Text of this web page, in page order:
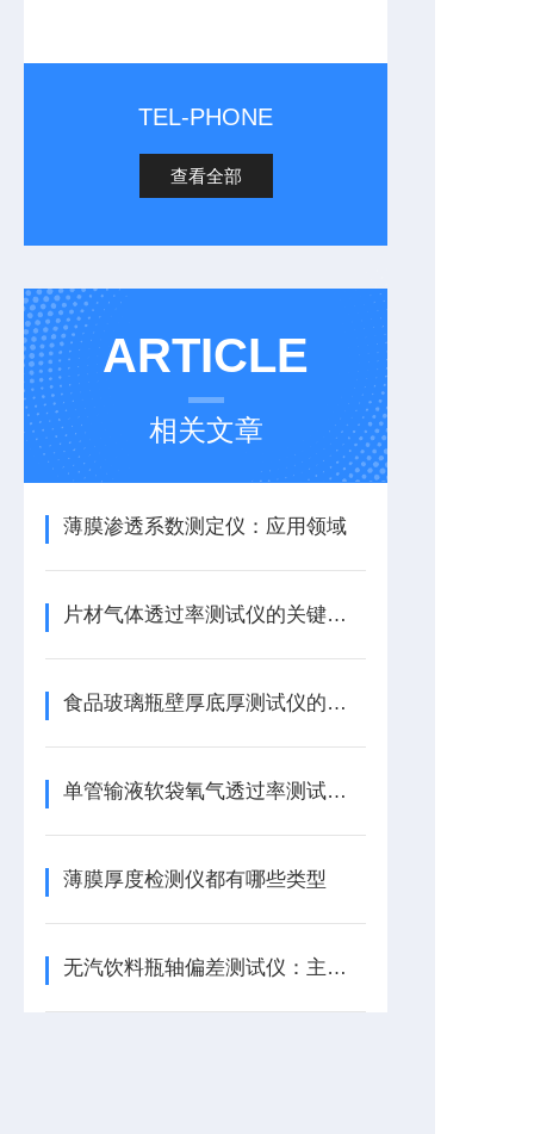
TEL-PHONE
查看全部
ARTICLE
相关文章
薄膜渗透系数测定仪：应用领域
片材气体透过率测试仪的关键技术参数
食品玻璃瓶壁厚底厚测试仪的详细介绍
单管输液软袋氧气透过率测试仪——特点介绍
薄膜厚度检测仪都有哪些类型
无汽饮料瓶轴偏差测试仪：主要技术参数